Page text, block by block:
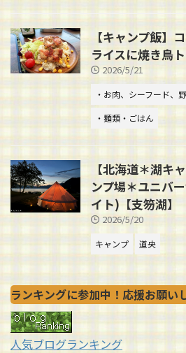
【キャンプ飯】
ライスに焼き鳥
2026/5/21
・お肉、シーフード、
・麺類・ごはん
【北海道＊湖キ
ンプ場＊ユニバ
イト)【支笏湖】
2026/5/20
キャンプ 道央
ランキングに参加中！応援お願い
人気ブログランキング